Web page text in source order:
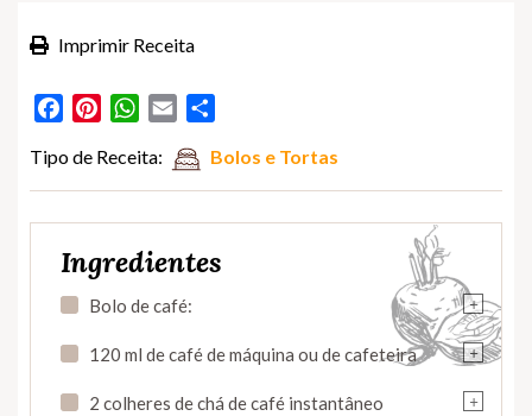
Imprimir Receita
FacebookPinterestWhatsApp
Email
Tipo de Receita: Bolos e Tortas
Ingredientes
+
Bolo de café:
+
120 ml de café de máquina ou de cafeteira
+
2 colheres de chá de café instantâneo